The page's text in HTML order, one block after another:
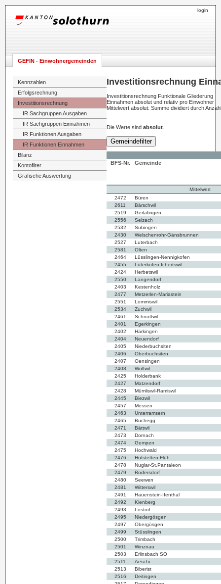
login
GEFIN - Einwohnergemeinden
Kennzahlen
Erfolgsrechnung
Investitionsrechnung
IR Sachgruppen Ausgaben
IR Sachgruppen Einnahmen
IR Funktionen Ausgaben
IR Funktionen Einnahmen
Bilanz
Kontofilter
Grafische Auswertung
Investitionsrechnung
Investitionsrechnung Funktionale Gliederung
Einnahmen absolut und relativ pro Einwohner
Mittelwert absolut: Summe dividiert durch
Die Werte sind absolut
Gemeindefilter
BFS-Nr. Gemeinde
Mittelwert
2472
Büren
2611
Bärschwil
2519
Gerlafingen
2556
Selzach
2532
Subingen
2430
Welschenrohr-Gänsbrunnen
2527
Luterbach
2581
Olten
2464
Lüsslingen-Nennigkofen
2455
Lüterkofen-Ichertswil
2424
Herbetswil
2550
Langendorf
2403
Kestenholz
2477
Metzerlen-Mariastein
2551
Lommiswil
2534
Zuchwil
2461
Schnottwil
2401
Egerkingen
2402
Härkingen
2404
Neuendorf
2405
Niederbuchsiten
2406
Oberbuchsiten
2407
Oensingen
2408
Wolfwil
2425
Holderbank
2427
Matzendorf
2428
Mümliswil-Ramiswil
2445
Biezwil
2457
Messen
2463
Unterramsern
2465
Buchegg
2471
Bättwil
2473
Dornach
2474
Gempen
2475
Hochwald
2476
Hofstetten-Flüh
2478
Nuglar-St.Pantaleon
2479
Rodersdorf
2480
Seewen
2481
Witterswil
2491
Hauenstein-Ifenthal
2492
Kienberg
2493
Lostorf
2495
Niedergösgen
2497
Obergösgen
2499
Stüsslingen
2500
Trimbach
2501
Winznau
2503
Erlinsbach SO
2511
Aeschi
2513
Biberist
2516
Deitingen